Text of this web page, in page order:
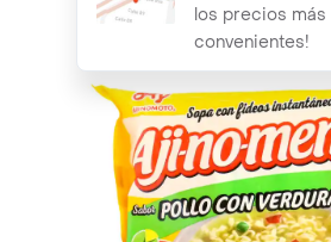
los precios más
convenientes!